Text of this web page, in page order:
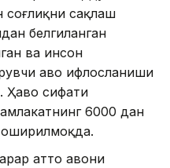
соғлиқни сақлаш
белгиланган
ва инсон
ҳаво ифлосланиши
Ҳаво сифати
6000 дан
оширилмоқда.
ҳатто ҳавони